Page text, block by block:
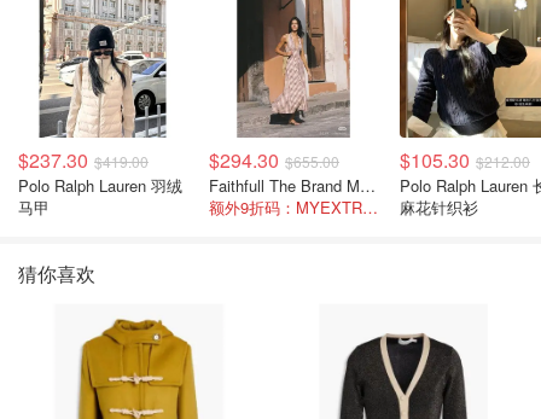
$237.30 $419.00
Polo Ralph Lauren 羽绒
马甲
$294.30 $655.00
Faithfull The Brand Marais 格纹亚麻吊带中长连衣裙
额外9折码：MYEXTRA10
$105.30 $212.00
Polo Ralph Lauren 长袖
麻花针织衫
猜你喜欢